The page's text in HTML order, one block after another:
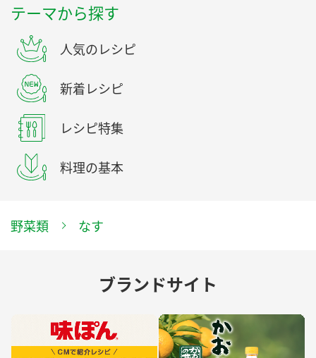
テーマから探す
人気のレシピ
新着レシピ
レシピ特集
料理の基本
野菜類 なす
ブランドサイト